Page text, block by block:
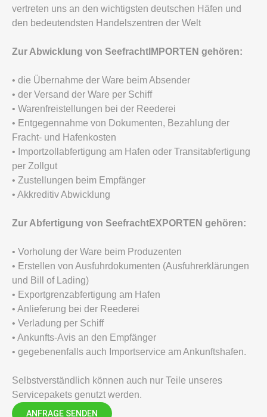
vertreten uns an den wichtigsten deutschen Häfen und
den bedeutendsten Handelszentren der Welt
Zur Abwicklung von SeefrachtIMPORTEN gehören:
• die Übernahme der Ware beim Absender
• der Versand der Ware per Schiff
• Warenfreistellungen bei der Reederei
• Entgegennahme von Dokumenten, Bezahlung der
Fracht- und Hafenkosten
• Importzollabfertigung am Hafen oder Transitabfertigung
per Zollgut
• Zustellungen beim Empfänger
• Akkreditiv Abwicklung
Zur Abfertigung von SeefrachtEXPORTEN gehören:
• Vorholung der Ware beim Produzenten
• Erstellen von Ausfuhrdokumenten (Ausfuhrerklärungen
und Bill of Lading)
• Exportgrenzabfertigung am Hafen
• Anlieferung bei der Reederei
• Verladung per Schiff
• Ankunfts-Avis an den Empfänger
• gegebenenfalls auch Importservice am Ankunftshafen.
Selbstverständlich können auch nur Teile unseres
Servicepakets genutzt werden.
ANFRAGE SENDEN